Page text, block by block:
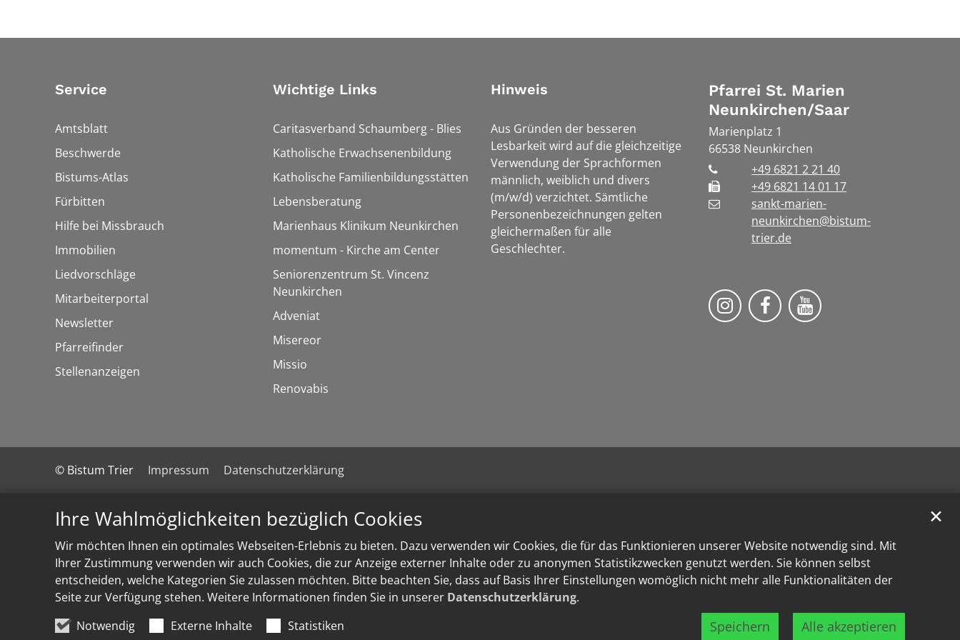
Ihre Wahlmöglichkeiten bezüglich Cookies
Wir möchten Ihnen ein optimales Webseiten-Erlebnis zu bieten. Dazu verwenden wir Cookies, die für das Funktionieren unserer Website notwendig sind. Mit
Ihrer Zustimmung verwenden wir auch Cookies, die zur Anzeige externer Inhalte oder zu anonymen Statistikzwecken genutzt werden. Sie können selbst
entscheiden, welche Kategorien Sie zulassen möchten. Bitte beachten Sie, dass auf Basis Ihrer Einstellungen womöglich nicht mehr alle Funktionalitäten der
Seite zur Verfügung stehen. Weitere Informationen finden Sie in unserer Datenschutzerklärung.
Notwendig
Externe Inhalte Statistiken Speichern Alle akzeptieren
✕
Service
Amtsblatt
Beschwerde
Bistums-Atlas
Fürbitten
Hilfe bei Missbrauch
Immobilien
Liedvorschläge
Mitarbeiterportal
Newsletter
Pfarreifinder
Stellenanzeigen
Wichtige Links
Caritasverband Schaumberg - Blies
Katholische Erwachsenenbildung
Katholische Familienbildungsstätten
Lebensberatung
Marienhaus Klinikum Neunkirchen
momentum - Kirche am Center
Seniorenzentrum St. Vincenz
Neunkirchen
Adveniat
Misereor
Missio
Renovabis
Hinweis
Aus Gründen der besseren
Lesbarkeit wird auf die gleichzeitige
Verwendung der Sprachformen
männlich, weiblich und divers
(m/w/d) verzichtet. Sämtliche
Personenbezeichnungen gelten
gleichermaßen für alle
Geschlechter.
Pfarrei St. Marien
Neunkirchen/Saar
Marienplatz 1
66538 Neunkirchen
+49 6821 2 21 40
+49 6821 14 01 17
sankt-marien-
neunkirchen@bistum-
trier.de
Bistum Trier auf Instragram
Die Pfarrei auf Facebook
Die Pfarrei auf
© Bistum Trier Impressum Datenschutzerklärung